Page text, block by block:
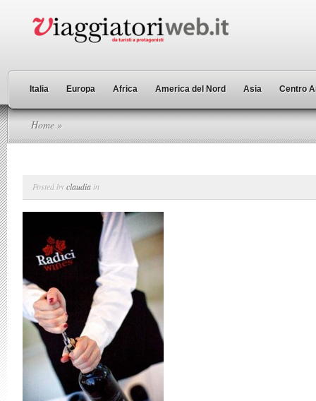
Italia Europa Africa America del Nord Asia Centro
Home »
Posted byclaudia in